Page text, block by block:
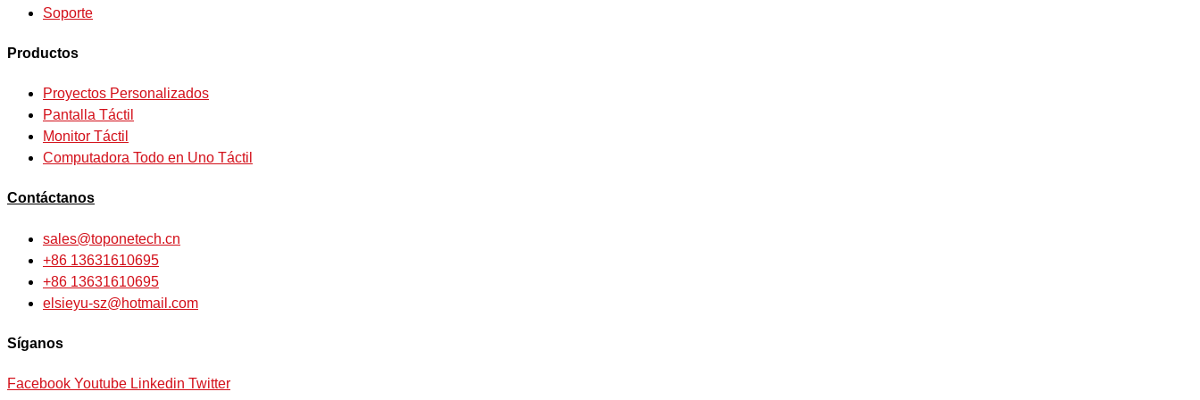
Soporte
Productos
Proyectos Personalizados
Pantalla Táctil
Monitor Táctil
Computadora Todo en Uno Táctil
Contáctanos
sales@toponetech.cn
+86 13631610695
+86 13631610695
elsieyu-sz@hotmail.com
Síganos
Facebook Youtube Linkedin Twitter